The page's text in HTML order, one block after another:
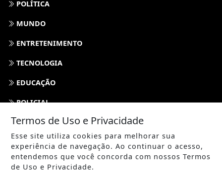
POLÍTICA
MUNDO
ENTRETENIMENTO
TECNOLOGIA
EDUCAÇÃO
POLICIAL
ECONOMIA
AGRO
PARCERIA
Termos de Uso e Privacidade
Esse site utiliza cookies para melhorar sua
experiência de navegação. Ao continuar o acesso,
entendemos que você concorda com nossos Termos
de Uso e Privacidade.